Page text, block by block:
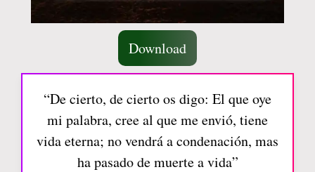
Download
“De cierto, de cierto os digo: El que oye
mi palabra, cree al que me envió, tiene
vida eterna; no vendrá a condenación, mas
ha pasado de muerte a vida”